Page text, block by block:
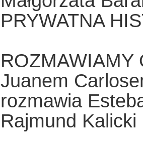
PRYWATNA
Juanem
rozmawia
Rajmund Kalicki